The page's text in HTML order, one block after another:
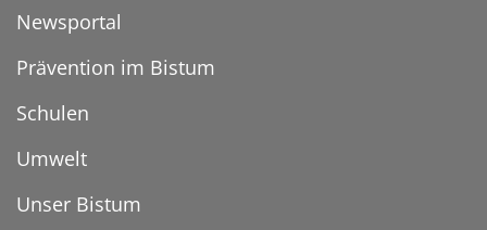
Newsportal
Prävention im Bistum
Schulen
Umwelt
Unser Bistum